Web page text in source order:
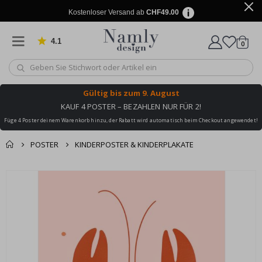
Kostenloser Versand ab CHF49.00
4.1 von 1030 Bewertungen
Wagen
0
Gültig bis zum 9. August
KAUF 4 POSTER – BEZAHLEN NUR FÜR 2!
Füge 4 Poster deinem Warenkorb hinzu, der Rabatt wird automatisch beim Checkout angewendet!
POSTER KINDERPOSTER & KINDERPLAKATE
Zusammen gekaufte